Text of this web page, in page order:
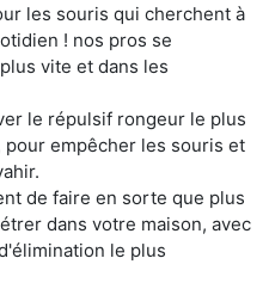
les souris qui cherchent à
! nos pros se
vite et dans les
le répulsif rongeur le plus
empêcher les souris et
de faire en sorte que plus
dans votre maison, avec
le plus